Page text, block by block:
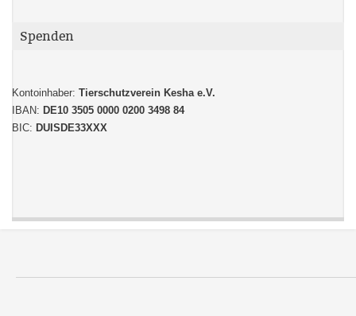
Spenden
Kontoinhaber: Tierschutzverein Kesha e.V.
IBAN: DE10 3505 0000 0200 3498 84
BIC: DUISDE33XXX